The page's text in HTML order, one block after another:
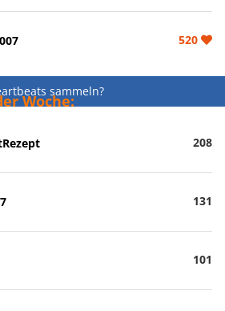
520
sammeln?
Woche:
208
131
101